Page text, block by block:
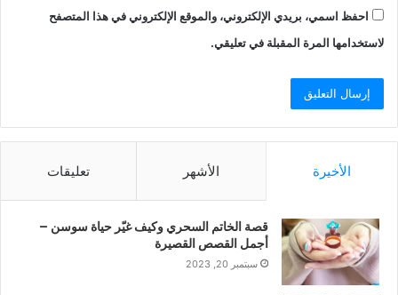
احفظ اسمي، بريدي الإلكتروني، والموقع الإلكتروني في هذا المتصفح
لاستخدامها المرة المقبلة في تعليقي.
الأخيرة الأشهر تعليقات
قصة الخاتم السحري وكيف غيّر حياة سوسن –
أجمل القصص القصيرة
سبتمبر 20, 2023